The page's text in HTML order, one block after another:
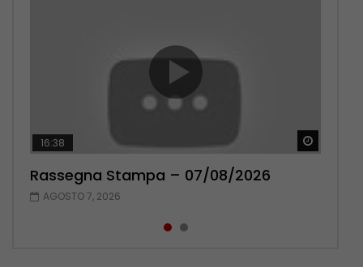
16:38
Rassegna Stampa – 07/08/2026
AGOSTO 7, 2026
17:38
Rassegna Stampa – 06/08/2026
AGOSTO 6, 2026